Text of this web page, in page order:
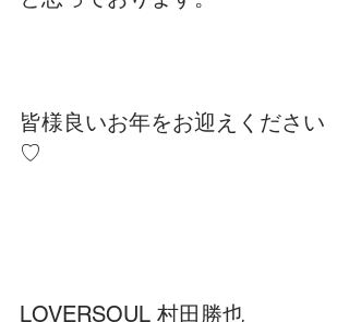
皆様良いお年をお迎えください
♡
LOVERSOUL 村田勝也